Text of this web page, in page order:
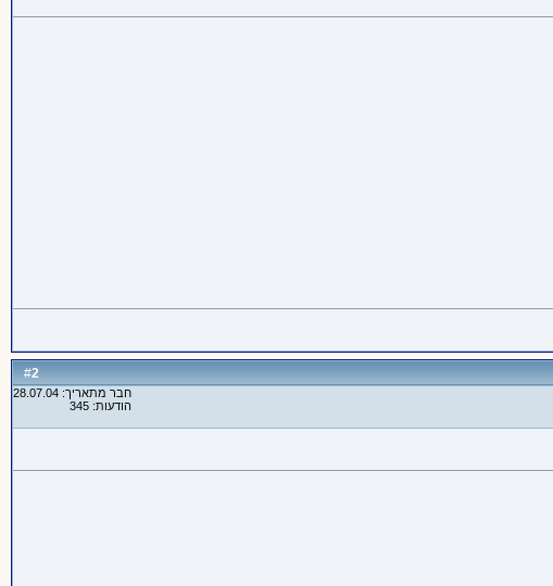
#
2
חבר מתאריך: 28.07.04
הודעות: 345